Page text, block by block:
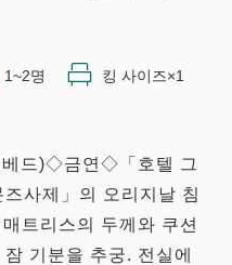
1~2명 킹 사이즈×1
베드)◇금연◇「호텔 그
사제」의 오리지날 침
트리스의 두께와 쿠션
기분을 추궁. 전실에